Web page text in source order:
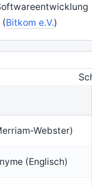
(Bitkom e.V.)
Webster)
(Englisch)